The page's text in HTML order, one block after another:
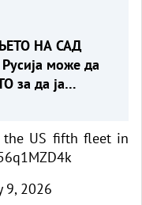
НА САД
може да
за да ја
the US fifth fleet in
9, 2026